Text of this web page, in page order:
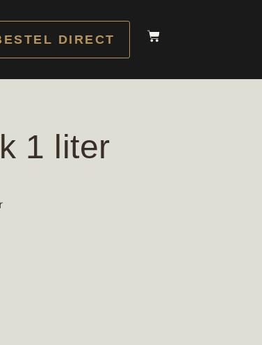
DIRECT
1 liter